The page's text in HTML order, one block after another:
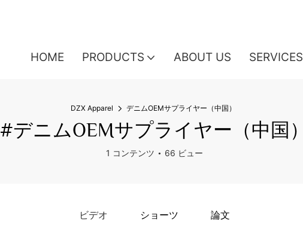
HOME PRODUCTS ABOUT US SERVICES
DZX Apparel デニムOEMサプライヤー（中国）
#デニムOEMサプライヤー（中国）
1 コンテンツ 66 ビュー
ビデオ ショーツ 論文